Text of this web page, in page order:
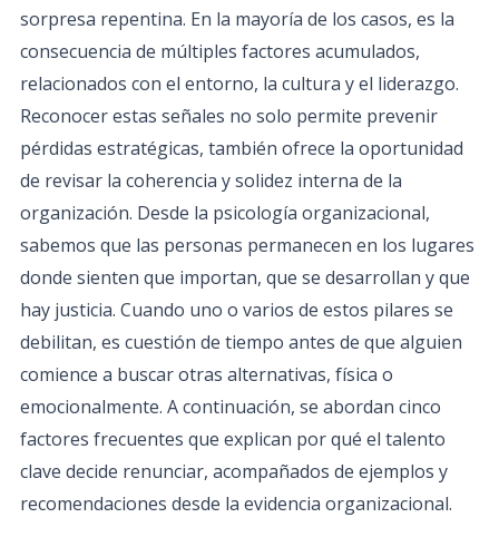
sorpresa repentina. En la mayoría de los casos, es la
consecuencia de múltiples factores acumulados,
relacionados con el entorno, la cultura y el liderazgo.
Reconocer estas señales no solo permite prevenir
pérdidas estratégicas, también ofrece la oportunidad
de revisar la coherencia y solidez interna de la
organización. Desde la psicología organizacional,
sabemos que las personas permanecen en los lugares
donde sienten que importan, que se desarrollan y que
hay justicia. Cuando uno o varios de estos pilares se
debilitan, es cuestión de tiempo antes de que alguien
comience a buscar otras alternativas, física o
emocionalmente. A continuación, se abordan cinco
factores frecuentes que explican por qué el talento
clave decide renunciar, acompañados de ejemplos y
recomendaciones desde la evidencia organizacional.